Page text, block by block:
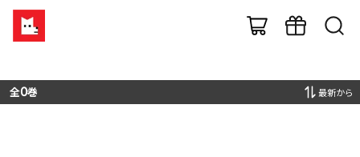
全0巻 最新から